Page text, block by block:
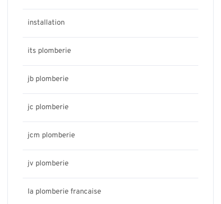
installation
its plomberie
jb plomberie
jc plomberie
jcm plomberie
jv plomberie
la plomberie francaise